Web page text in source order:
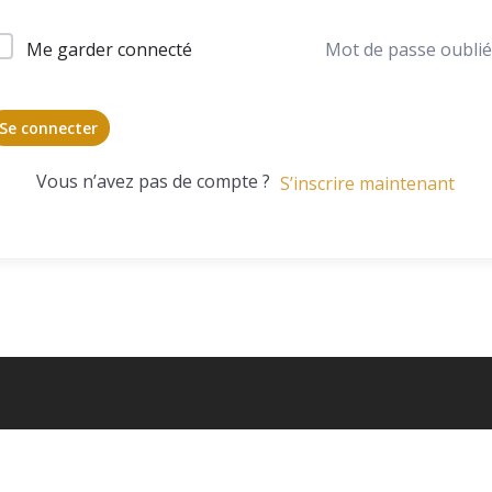
Me garder connecté Mot de passe
Se connecter
Vous n’avez pas de compte ? S’inscrire maintenant